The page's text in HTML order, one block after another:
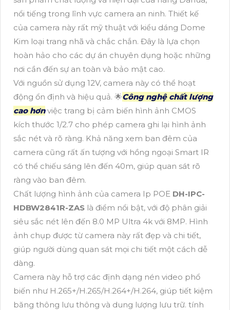
nổi tiếng trong lĩnh vực camera an ninh. Thiết kế
của camera này rất mỹ thuật với kiểu dáng Dome
Kim loại trang nhã và chắc chắn. Đây là lựa chọn
hoàn hảo cho các dự án chuyên dụng hoặc những
nơi cần đến sự an toàn và bảo mật cao.
Với nguồn sử dụng 12V, camera này có thể hoạt
động ổn định và hiệu quả. 🌟Công nghệ chất lượng
cao hơnviệc trang bị cảm biến hình ảnh CMOS
kích thước 1/2.7 cho phép camera ghi lại hình ảnh
sắc nét và rõ ràng. Khả năng xem ban đêm của
camera cũng rất ấn tượng với hồng ngoại Smart IR
có thể chiếu sáng lên đến 40m, giúp quan sát rõ
ràng vào ban đêm.
Chất lượng hình ảnh của camera Ip POE DH-IPC-
HDBW2841R-ZAS là điểm nổi bật, với độ phân giải
siêu sắc nét lên đến 8.0 MP Ultra 4k với 8MP. Hình
ảnh chụp được từ camera này rất đẹp và chi tiết,
giúp người dùng quan sát mọi chi tiết một cách dễ
dàng.
Camera này hỗ trợ các định dạng nén video phổ
biến như H.265+/H.265/H.264+/H.264, giúp tiết kiệm
băng thông lưu thông và dung lượng lưu trữ. tính